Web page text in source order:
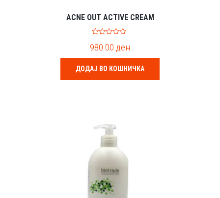
ACNE OUT ACTIVE CREAM
o
t
o
f
5
980.00 ден
ДОДАЈ ВО КОШНИЧКА